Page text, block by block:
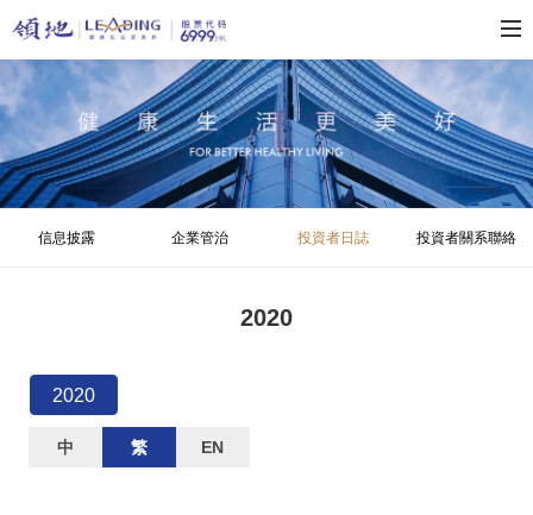
信息披露 企業管治 投資者日誌 投資者關系聯絡
2020
2020
中 繁 EN